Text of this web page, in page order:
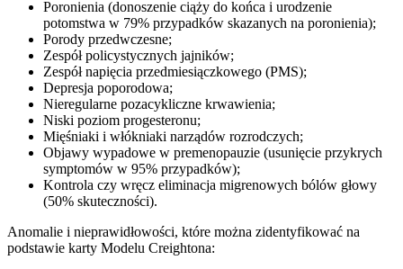
Poronienia (donoszenie ciąży do końca i urodzenie
potomstwa w 79% przypadków skazanych na poronienia);
Porody przedwczesne;
Zespół policystycznych jajników;
Zespół napięcia przedmiesiączkowego (PMS);
Depresja poporodowa;
Nieregularne pozacykliczne krwawienia;
Niski poziom progesteronu;
Mięśniaki i włókniaki narządów rozrodczych;
Objawy wypadowe w premenopauzie (usunięcie przykrych
symptomów w 95% przypadków);
Kontrola czy wręcz eliminacja migrenowych bólów głowy
(50% skuteczności).
Anomalie i nieprawidłowości, które można zidentyfikować na
podstawie karty Modelu Creightona: